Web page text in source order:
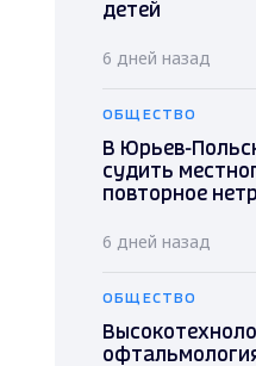
детей
6 дней назад
ОБЩЕСТВО
В Юрьев-
судить
повторное
6 дней назад
ОБЩЕСТВО